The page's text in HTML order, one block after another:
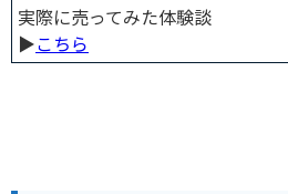
実際に売ってみた体験談
▶︎こちら